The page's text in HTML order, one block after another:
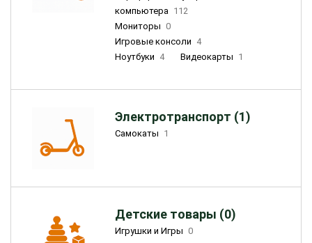
компьютера 112
Мониторы 0
Игровые консоли 4
Ноутбуки 4 Видеокарты 1
Электротранспорт (1)
Самокаты 1
Детские товары (0)
Игрушки и Игры 0